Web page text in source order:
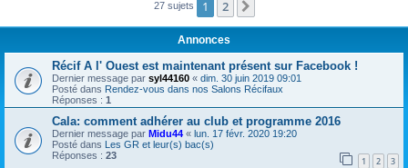
r
27 sujets 1 2
Annonces
Récif A l' Ouest est maintenant présent sur Facebook !
Dernier message par syl44160 « dim. 30 juin 2019 09:01
Posté dans Rendez-vous dans nos Salons Récifaux
Réponses : 1
Cala: comment adhérer au club et programme 2016
Dernier message par Midu44 « lun. 17 févr. 2020 19:20
Posté dans Les GR et leur(s) bac(s)
Réponses : 23 1 2 3